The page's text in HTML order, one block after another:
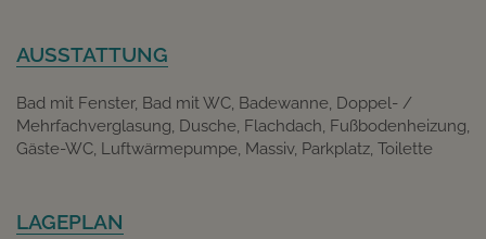
AUSSTATTUNG
Bad mit Fenster Bad mit WC Badewanne Doppel- /
Mehrfachverglasung Dusche Flachdach Fußbodenheizung
Gäste-WC Luftwärmepumpe Massiv Parkplatz Toilette
LAGEPLAN